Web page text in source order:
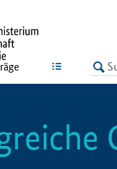
LISTE